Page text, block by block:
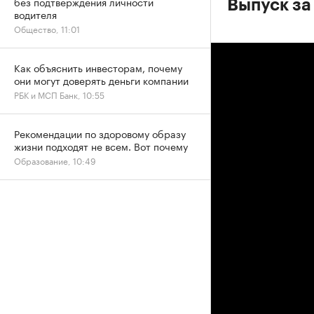
Выпуск
водителя
Общество, 11:01
Как объяснить инвесторам, почему
они могут доверять деньги компании
РБК и МСП Банк, 10:55
Рекомендации по здоровому образу
жизни подходят не всем. Вот почему
Образование, 10:49